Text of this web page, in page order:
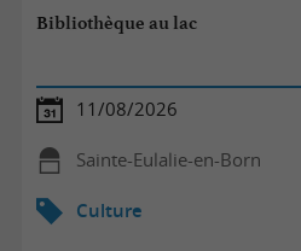
Bibliothèque au lac
11/08/2026
Sainte-Eulalie-en-Born
Culture